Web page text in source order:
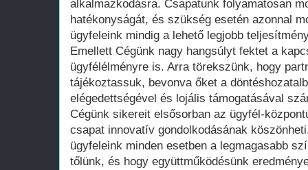
alkalmazkodásra. Csapatunk folyamatosan
hatékonyságát, és szükség esetén azonnal
ügyfeleink mindig a lehető legjobb
Emellett Cégünk nagy hangsúlyt fektet a
ügyfélélményre is. Arra törekszünk, hogy
tájékoztassuk, bevonva őket a
elégedettségével és lojális támogatásával
Cégünk sikereit elsősorban az ügyfél-
csapat innovatív gondolkodásának
ügyfeleink minden esetben a legmagasabb
tőlünk, és hogy együttműködésünk